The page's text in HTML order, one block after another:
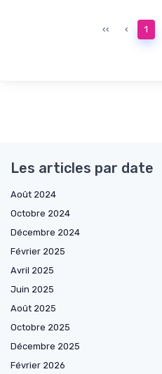
‹‹ ‹ 1
Les articles par date
Août 2024
Octobre 2024
Décembre 2024
Février 2025
Avril 2025
Juin 2025
Août 2025
Octobre 2025
Décembre 2025
Février 2026